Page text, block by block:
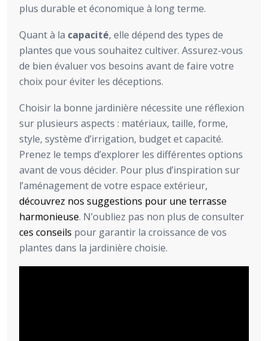
plus durable et économique à long terme.
Quant à la capacité, elle dépend des types de
plantes que vous souhaitez cultiver. Assurez-vous
de bien évaluer vos besoins avant de faire votre
choix pour éviter les déceptions.
Choisir la bonne jardinière nécessite une réflexion
sur plusieurs aspects : matériaux, taille, forme,
style, système d’irrigation, budget et capacité.
Prenez le temps d’explorer les différentes options
avant de vous décider. Pour plus d’inspiration sur
l’aménagement de votre espace extérieur,
découvrez nos suggestions pour une terrasse
harmonieuse. N’oubliez pas non plus de consulter
ces conseils pour garantir la croissance de vos
plantes dans la jardinière choisie.